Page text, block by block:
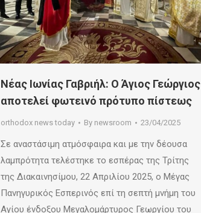
Νέας Ιωνίας Γαβριήλ: Ο Άγιος Γεώργιος
αποτελεί φωτεινό πρότυπο πίστεως
orthodox news today By newsroom 23/04/2025
Σε αναστάσιμη ατμόσφαιρα και με την δέουσα
λαμπρότητα τελέστηκε το εσπέρας της Τρίτης
της Διακαινησίμου, 22 Απριλίου 2025, ο Μέγας
Πανηγυρικός Εσπερινός επί τη σεπτή μνήμη του
Αγίου ένδοξου Μεγαλομάρτυρος Γεωργίου του